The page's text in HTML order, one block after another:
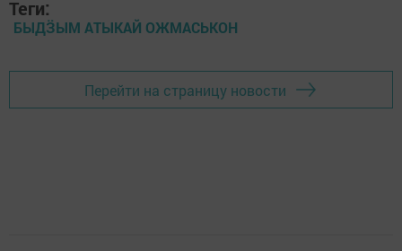
Теги:
БЫДӞЫМ АТЫКАЙ ОЖМАСЬКОН
Перейти на страницу новости